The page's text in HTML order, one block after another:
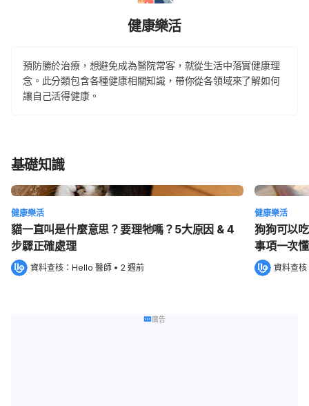
健康樂活
預防勝於治療，想避免成為醫院常客，就從生活中落實健康理
念。此分類包含各種健康相關知識，帶你從各領域來了解如何
讓自己活得健康。
基礎知識
健康樂活
貓一直叫是什麼意思？要理牠嗎？5大原因 & 4
步驟正確處理
資料查核： Hello 醫師 • 2 週前
健康樂活
狗狗可以
事項一次懂
資料查核
廣告